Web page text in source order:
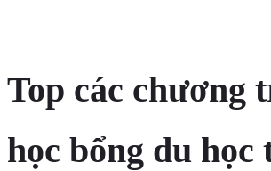
Top các chương
học bổng du học